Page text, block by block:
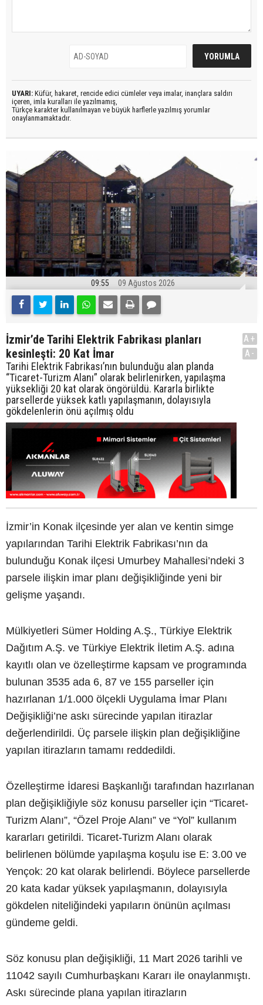
UYARI: Küfür, hakaret, rencide edici cümleler veya imalar, inançlara saldırı
içeren, imla kuralları ile yazılmamış,
Türkçe karakter kullanılmayan ve büyük harflerle yazılmış yorumlar
onaylanmamaktadır.
09:55 09 Ağustos 2026
İzmir’de Tarihi Elektrik Fabrikası planları
kesinleşti: 20 Kat İmar
Tarihi Elektrik Fabrikası’nın bulunduğu alan planda
“Ticaret-Turizm Alanı” olarak belirlenirken, yapılaşma
yüksekliği 20 kat olarak öngörüldü. Kararla birlikte
parsellerde yüksek katlı yapılaşmanın, dolayısıyla
gökdelenlerin önü açılmış oldu
A+
A-
İzmir’in Konak ilçesinde yer alan ve kentin simge
yapılarından Tarihi Elektrik Fabrikası’nın da
bulunduğu Konak ilçesi Umurbey Mahallesi’ndeki 3
parsele ilişkin imar planı değişikliğinde yeni bir
gelişme yaşandı.
Mülkiyetleri Sümer Holding A.Ş., Türkiye Elektrik
Dağıtım A.Ş. ve Türkiye Elektrik İletim A.Ş. adına
kayıtlı olan ve özelleştirme kapsam ve programında
bulunan 3535 ada 6, 87 ve 155 parseller için
hazırlanan 1/1.000 ölçekli Uygulama İmar Planı
Değişikliği’ne askı sürecinde yapılan itirazlar
değerlendirildi. Üç parsele ilişkin plan değişikliğine
yapılan itirazların tamamı reddedildi.
Özelleştirme İdaresi Başkanlığı tarafından hazırlanan
plan değişikliğiyle söz konusu parseller için “Ticaret-
Turizm Alanı”, “Özel Proje Alanı” ve “Yol” kullanım
kararları getirildi. Ticaret-Turizm Alanı olarak
belirlenen bölümde yapılaşma koşulu ise E: 3.00 ve
Yençok: 20 kat olarak belirlendi. Böylece parsellerde
20 kata kadar yüksek yapılaşmanın, dolayısıyla
gökdelen niteliğindeki yapıların önünün açılması
gündeme geldi.
Söz konusu plan değişikliği, 11 Mart 2026 tarihli ve
11042 sayılı Cumhurbaşkanı Kararı ile onaylanmıştı.
Askı sürecinde plana yapılan itirazların